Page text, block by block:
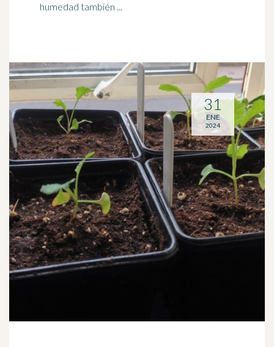
humedad también ...
31
ENE
2024